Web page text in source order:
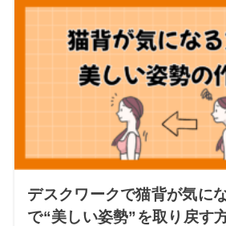
デスクワークで猫背が気に
で“美しい姿勢”を取り戻す